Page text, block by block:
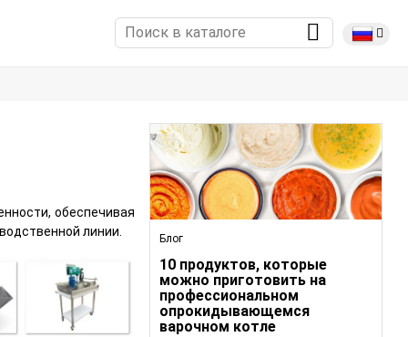
обеспечивая
линии.
Блог
10 продуктов, которые
можно приготовить на
профессиональном
опрокидывающемся
варочном котле